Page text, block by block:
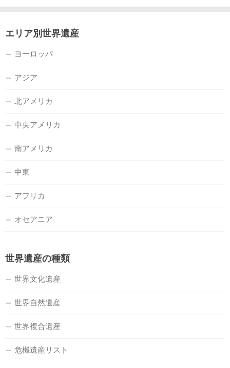
エリア別世界遺産
ヨーロッパ
アジア
北アメリカ
中央アメリカ
南アメリカ
中東
アフリカ
オセアニア
世界遺産の種類
世界文化遺産
世界自然遺産
世界複合遺産
危機遺産リスト